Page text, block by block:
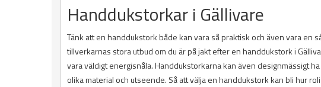
Handdukstorkar i Gällivare
Tänk att en handdukstork både kan vara så praktisk och även vara en
tillverkarnas stora utbud om du är på jakt efter en handdukstork i
vara väldigt energisnåla. Handdukstorkarna kan även designmässigt
olika material och utseende. Så att välja en handdukstork kan bli hur